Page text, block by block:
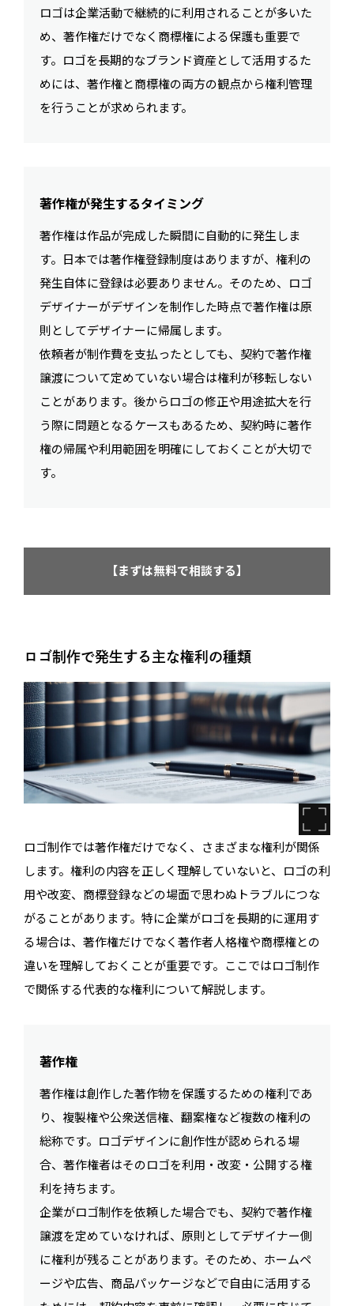
ロゴは企業活動で継続的に利用されることが多いた
め、著作権だけでなく商標権による保護も重要で
す。ロゴを長期的なブランド資産として活用するた
めには、著作権と商標権の両方の観点から権利管理
を行うことが求められます。
著作権が発生するタイミング
著作権は作品が完成した瞬間に自動的に発生しま
す。日本では著作権登録制度はありますが、権利の
発生自体に登録は必要ありません。そのため、ロゴ
デザイナーがデザインを制作した時点で著作権は原
則としてデザイナーに帰属します。
依頼者が制作費を支払ったとしても、契約で著作権
譲渡について定めていない場合は権利が移転しない
ことがあります。後からロゴの修正や用途拡大を行
う際に問題となるケースもあるため、契約時に著作
権の帰属や利用範囲を明確にしておくことが大切で
す。
【まずは無料で相談する】
ロゴ制作で発生する主な権利の種類
ロゴ制作では著作権だけでなく、さまざまな権利が関係
します。権利の内容を正しく理解していないと、ロゴの利
用や改変、商標登録などの場面で思わぬトラブルにつな
がることがあります。特に企業がロゴを長期的に運用す
る場合は、著作権だけでなく著作者人格権や商標権との
違いを理解しておくことが重要です。ここではロゴ制作
で関係する代表的な権利について解説します。
著作権
著作権は創作した著作物を保護するための権利であ
り、複製権や公衆送信権、翻案権など複数の権利の
総称です。ロゴデザインに創作性が認められる場
合、著作権者はそのロゴを利用・改変・公開する権
利を持ちます。
企業がロゴ制作を依頼した場合でも、契約で著作権
譲渡を定めていなければ、原則としてデザイナー側
に権利が残ることがあります。そのため、ホームペ
ージや広告、商品パッケージなどで自由に活用する